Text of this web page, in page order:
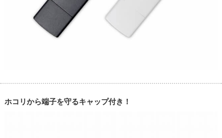
ホコリから端子を守るキャップ付き！